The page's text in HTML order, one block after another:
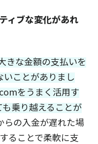
ィブな変化があれ
きな金額の支払いを
いことがありまし
をうまく活用す
乗り越えることが
らの入金が遅れた場
ることで柔軟に支